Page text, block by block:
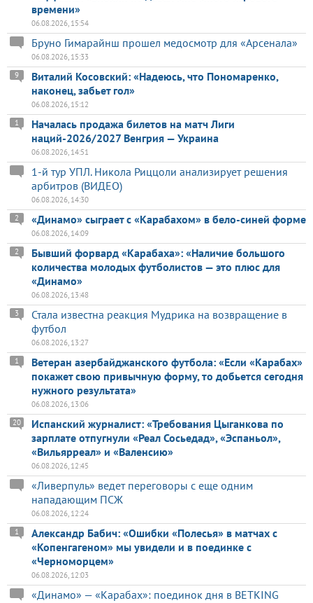
времени»
06.08.2026, 15:54
Бруно Гимарайнш прошел медосмотр для «Арсенала»
06.08.2026, 15:33
Виталий Косовский: «Надеюсь, что Пономаренко,
наконец, забьет гол»
9
06.08.2026, 15:12
Началась продажа билетов на матч Лиги
наций-2026/2027 Венгрия — Украина
1
06.08.2026, 14:51
1-й тур УПЛ. Никола Риццоли анализирует решения
арбитров (ВИДЕО)
06.08.2026, 14:30
«Динамо» сыграет с «Карабахом» в бело-синей форме
2
06.08.2026, 14:09
Бывший форвард «Карабаха»: «Наличие большого
количества молодых футболистов — это плюс для
«Динамо»
2
06.08.2026, 13:48
Стала известна реакция Мудрика на возвращение в
футбол
3
06.08.2026, 13:27
Ветеран азербайджанского футбола: «Если «Карабах»
покажет свою привычную форму, то добьется сегодня
нужного результата»
1
06.08.2026, 13:06
Испанский журналист: «Требования Цыганкова по
зарплате отпугнули «Реал Сосьедад», «Эспаньол»,
«Вильярреал» и «Валенсию»
20
06.08.2026, 12:45
«Ливерпуль» ведет переговоры с еще одним
нападающим ПСЖ
06.08.2026, 12:24
Александр Бабич: «Ошибки «Полесья» в матчах с
«Копенгагеном» мы увидели и в поединке с
«Черноморцем»
1
06.08.2026, 12:03
«Динамо» — «Карабах»: поединок дня в BETKING